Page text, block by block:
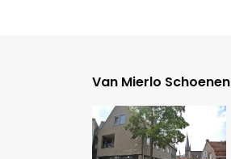
Van Mierlo Schoenen